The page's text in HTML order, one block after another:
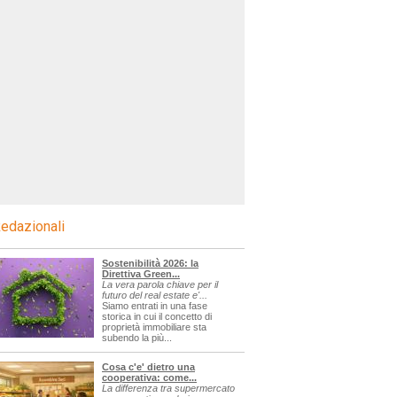
Sostenibilità 2026: la
Direttiva Green...
La vera parola chiave per il
futuro del real estate e'...
Siamo entrati in una fase
storica in cui il concetto di
proprietà immobiliare sta
subendo la più...
Cosa c'e' dietro una
cooperativa: come...
La differenza tra supermercato